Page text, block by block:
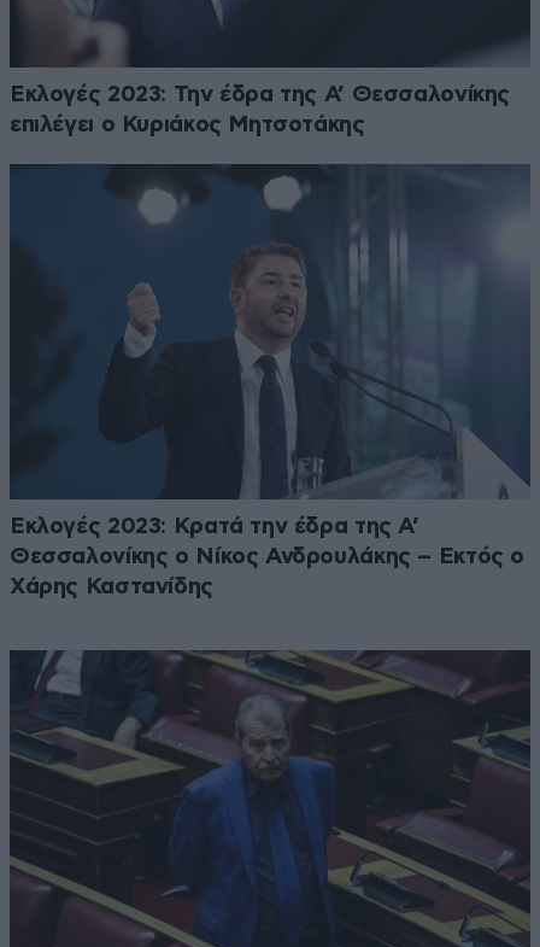
Εκλογές 2023: Την έδρα της Α’ Θεσσαλονίκης
επιλέγει ο Κυριάκος Μητσοτάκης
Εκλογές 2023: Κρατά την έδρα της Α’
Θεσσαλονίκης ο Νίκος Ανδρουλάκης – Εκτός ο
Χάρης Καστανίδης